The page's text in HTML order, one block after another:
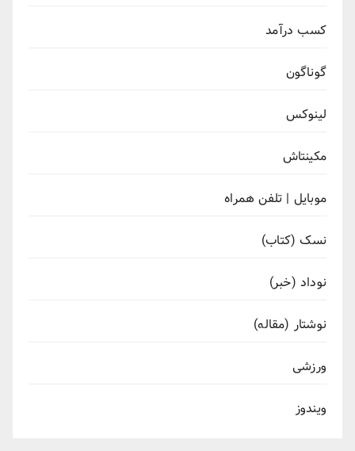
کسب درآمد
گوناگون
لینوکس
مکینتاش
موبایل | تلفن همراه
نسک (کتاب)
نوداد (خبر)
نوشتار (مقاله)
ورزشی
ویندوز